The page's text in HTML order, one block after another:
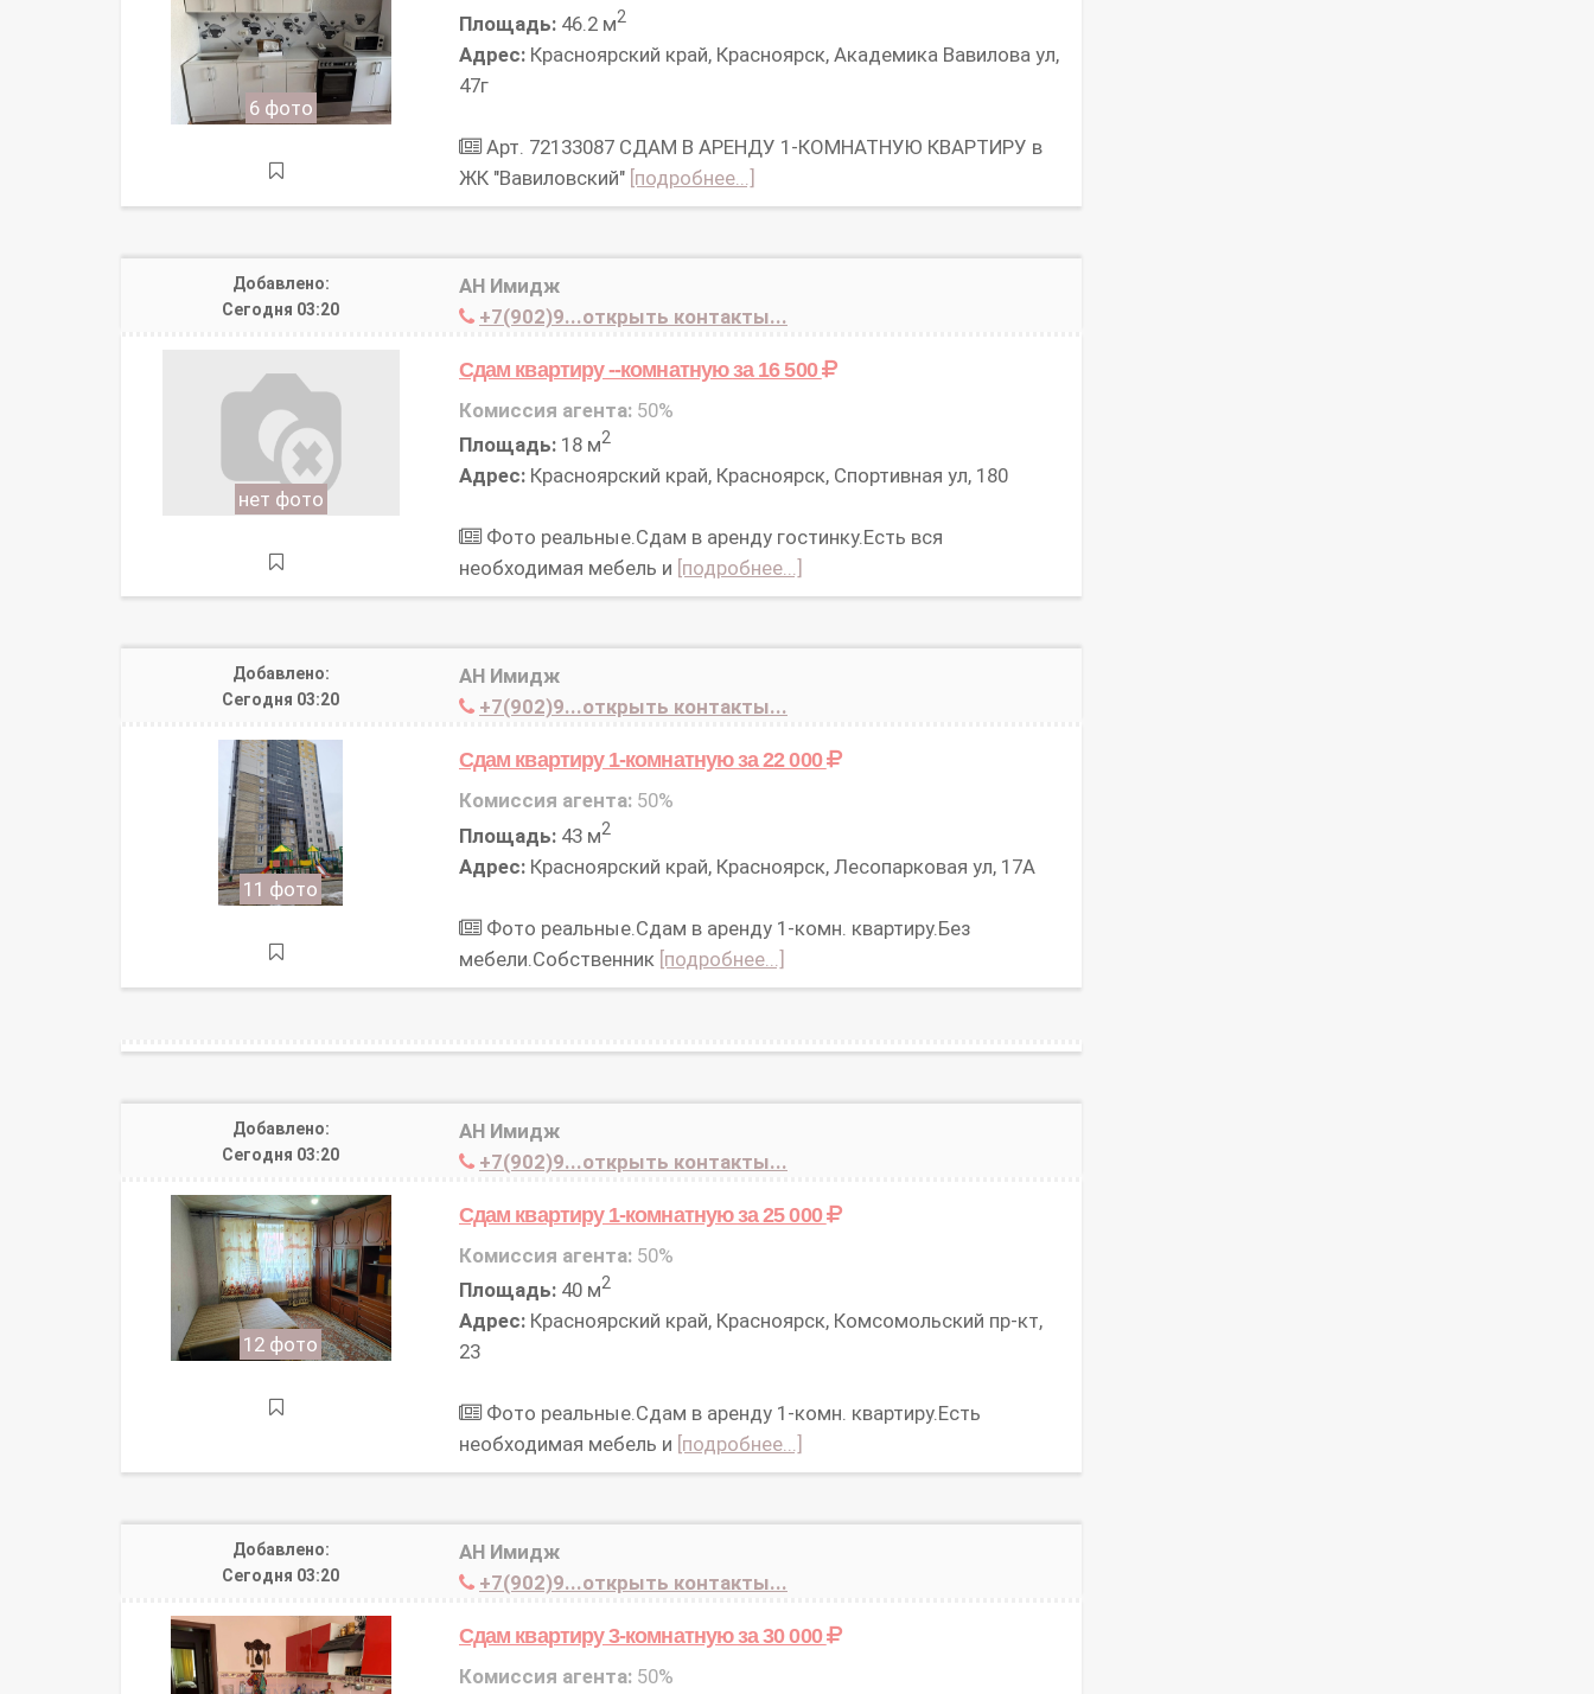
6 фото
Площадь:46.2 м2
Адрес:Красноярский край, Красноярск, Академика Вавилова ул,
47г
Арт. 72133087 СДАМ В АРЕНДУ 1-КОМНАТНУЮ КВАРТИРУ в
ЖК "Вавиловский" [подробнее...]
Добавлено:
Сегодня 03:20
АН Имидж
+7(902)9...открыть контакты...
нет фото
Сдам квартиру --комнатнуюза 16 500
Комиссия агента:50%
Площадь:18 м2
Адрес:Красноярский край, Красноярск, Спортивная ул, 180
Фото реальные.Сдам в аренду гостинку.Есть вся
необходимая мебель и [подробнее...]
Добавлено:
Сегодня 03:20
АН Имидж
+7(902)9...открыть контакты...
11 фото
Сдам квартиру 1-комнатнуюза 22 000
Комиссия агента:50%
Площадь:43 м2
Адрес:Красноярский край, Красноярск, Лесопарковая ул, 17А
Фото реальные.Сдам в аренду 1-комн. квартиру.Без
мебели.Собственник [подробнее...]
Добавлено:
Сегодня 03:20
АН Имидж
+7(902)9...открыть контакты...
12 фото
Сдам квартиру 1-комнатнуюза 25 000
Комиссия агента:50%
Площадь:40 м2
Адрес:Красноярский край, Красноярск, Комсомольский пр-кт,
23
Фото реальные.Сдам в аренду 1-комн. квартиру.Есть
необходимая мебель и [подробнее...]
Добавлено:
Сегодня 03:20
АН Имидж
+7(902)9...открыть контакты...
Сдам квартиру 3-комнатнуюза 30 000
Комиссия агента:50%